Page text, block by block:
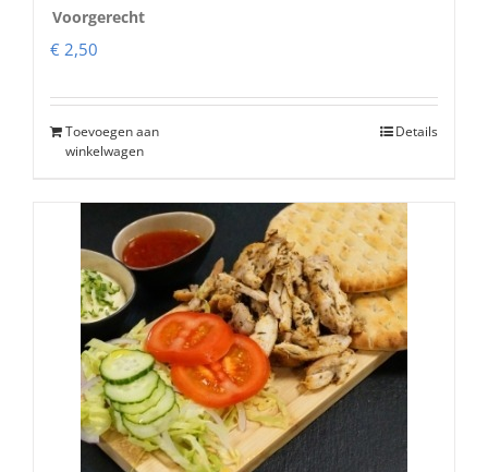
Voorgerecht
€ 2,50
Toevoegen aan
winkelwagen
Details